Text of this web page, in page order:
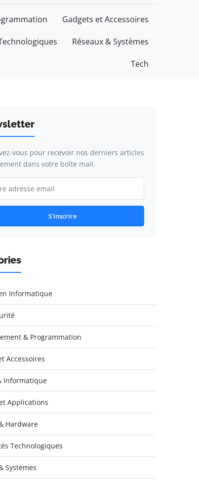
Gadgets et Accessoires
Réseaux & Systèmes
Tech
vous pour recevoir nos derniers articles
dans votre boîte mail.
S'inscrire
Informatique
& Programmation
Accessoires
Informatique
Applications
Hardware
Technologiques
Systèmes